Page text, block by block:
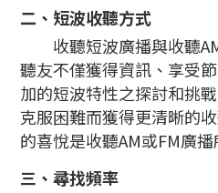
二、短波收聽方式
收聽短波廣播與收聽
聽友不僅獲得資訊、享受
加的短波特性之探討和挑
克服困難而獲得更清晰的
的喜悅是收聽AM或FM廣播
三、尋找頻率